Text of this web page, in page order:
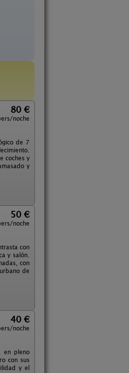
80 €
noche
de 7
coches y
y
50 €
noche
con
y salón.
con
de
40 €
noche
en pleno
con sus
y el